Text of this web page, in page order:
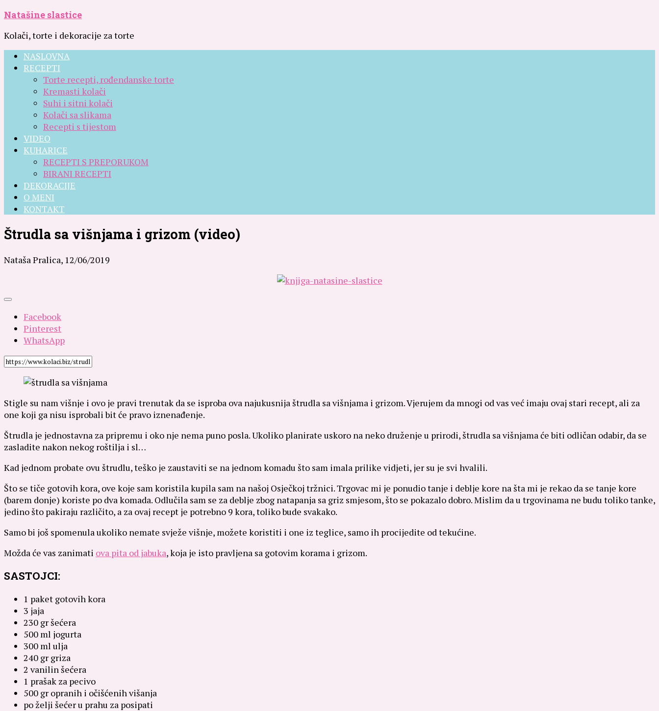
Natašine slastice
Kolači, torte i dekoracije za torte
NASLOVNA
RECEPTI
Torte recepti, rođendanske torte
Kremasti kolači
Suhi i sitni kolači
Kolači sa slikama
Recepti s tijestom
VIDEO
KUHARICE
RECEPTI S PREPORUKOM
BIRANI RECEPTI
DEKORACIJE
O MENI
KONTAKT
Štrudla sa višnjama i grizom (video)
Nataša Pralica, 12/06/2019
Facebook
Pinterest
WhatsApp
Stigle su nam višnje i ovo je pravi trenutak da se isproba ova najukusnija štrudla sa višnjama i grizom.Vjerujem da mnogi od vas već imaju ovaj stari recept, ali za
one koji ga nisu isprobali bit će pravo iznenađenje.
Štrudla je jednostavna za pripremu i oko nje nema puno posla. Ukoliko planirate uskoro na neko druženje u prirodi, štrudla sa višnjama će biti odličan odabir, da se
zasladite nakon nekog roštilja i sl…
Kad jednom probate ovu štrudlu, teško je zaustaviti se na jednom komadu što sam imala prilike vidjeti, jer su je svi hvalili.
Što se tiče gotovih kora, ove koje sam koristila kupila sam na našoj Osječkoj tržnici. Trgovac mi je ponudio tanje i deblje kore na šta mi je rekao da se tanje kore
(barem donje) koriste po dva komada. Odlučila sam se za deblje zbog natapanja sa griz smjesom, što se pokazalo dobro. Mislim da u trgovinama ne budu toliko tanke,
jedino što pakiraju različito, a za ovaj recept je potrebno 9 kora, toliko bude svakako.
Samo bi još spomenula ukoliko nemate svježe višnje, možete koristiti i one iz teglice, samo ih procijedite od tekućine.
Možda će vas zanimati ova pita od jabuka, koja je isto pravljena sa gotovim korama i grizom.
SASTOJCI:
1 paket gotovih kora
3 jaja
230 gr šećera
500 ml jogurta
300 ml ulja
240 gr griza
2 vanilin šećera
1 prašak za pecivo
500 gr opranih i očišćenih višanja
po želji šećer u prahu za posipati